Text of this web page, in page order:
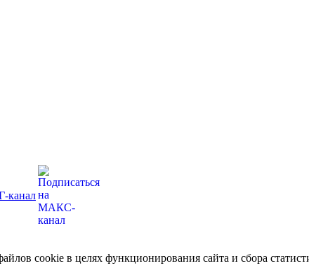
cookie в целях функционирования сайта и сбора